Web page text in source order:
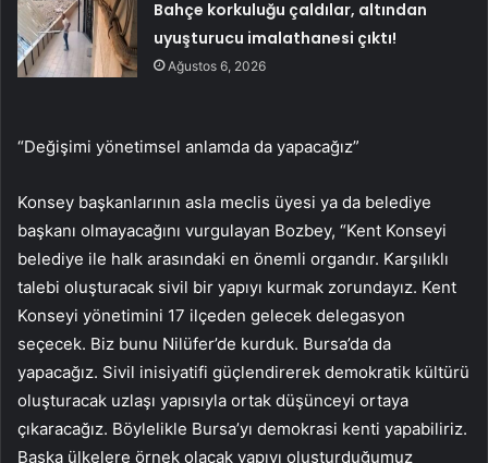
Bahçe korkuluğu çaldılar, altından
uyuşturucu imalathanesi çıktı!
Ağustos 6, 2026
“Değişimi yönetimsel anlamda da yapacağız”
Konsey başkanlarının asla meclis üyesi ya da belediye
başkanı olmayacağını vurgulayan Bozbey, “Kent Konseyi
belediye ile halk arasındaki en önemli organdır. Karşılıklı
talebi oluşturacak sivil bir yapıyı kurmak zorundayız. Kent
Konseyi yönetimini 17 ilçeden gelecek delegasyon
seçecek. Biz bunu Nilüfer’de kurduk. Bursa’da da
yapacağız. Sivil inisiyatifi güçlendirerek demokratik kültürü
oluşturacak uzlaşı yapısıyla ortak düşünceyi ortaya
çıkaracağız. Böylelikle Bursa’yı demokrasi kenti yapabiliriz.
Başka ülkelere örnek olacak yapıyı oluşturduğumuz